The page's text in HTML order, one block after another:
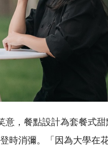
，餐點設計為套餐式
時消彌。「因為大學在